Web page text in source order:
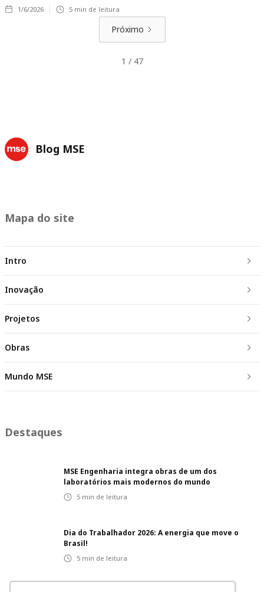
1/6/2026 5 min de leitura
Próximo
1 / 47
Blog MSE
Mapa do site
Intro
Inovação
Projetos
Obras
Mundo MSE
Destaques
MSE Engenharia integra obras de um dos
laboratórios mais modernos do mundo
5 min de leitura
Dia do Trabalhador 2026: A energia que move o
Brasil!
5 min de leitura